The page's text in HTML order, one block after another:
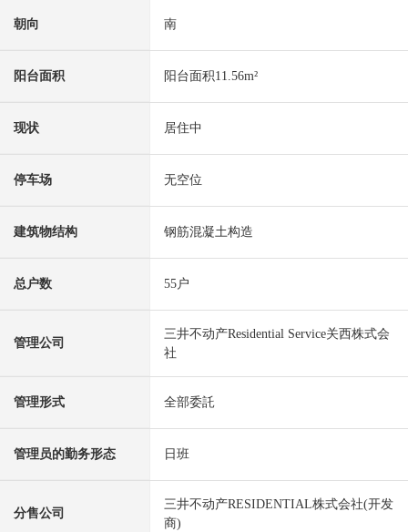
朝向 南
阳台面积 阳台面积11.56m²
现状 居住中
停车场 无空位
建筑物结构 钢筋混凝土构造
总户数 55户
管理公司
三井不动产Residential Service关西株式会
社
管理形式 全部委託
管理员的勤务形态 日班
分售公司
三井不动产RESIDENTIAL株式会社(开发
商)